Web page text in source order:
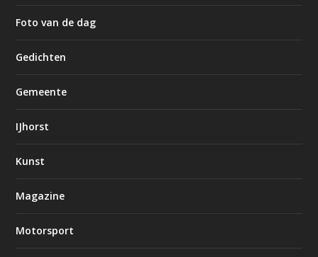
Foto van de dag
Gedichten
Gemeente
IJhorst
Kunst
Magazine
Motorsport